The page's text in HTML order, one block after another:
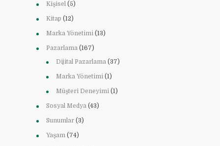
Kişisel (5)
Kitap (12)
Marka Yönetimi (13)
Pazarlama (167)
Dijital Pazarlama (37)
Marka Yönetimi (1)
Müşteri Deneyimi (1)
Sosyal Medya (43)
Sunumlar (3)
Yaşam (74)